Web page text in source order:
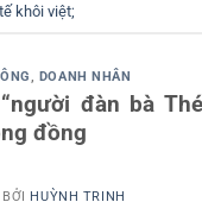
khôi việt;
, DOANH NHÂN
đàn bà
đồng
BỞI HUỲNH TRINH